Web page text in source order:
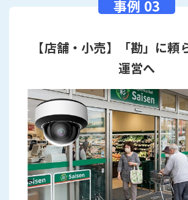
【店舗・小売】「勘」に頼
運営へ